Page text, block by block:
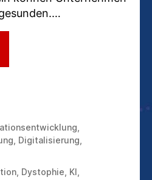
Digitalisierung
Dystophie KI